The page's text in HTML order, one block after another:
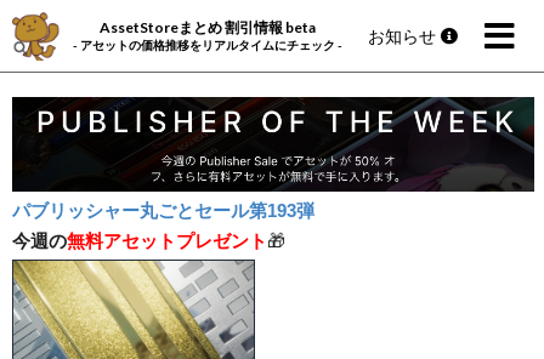
AssetStoreまとめ 割引情報 beta
- アセットの価格推移をリアルタイムにチェック - お知らせ
パブリッシャー丸ごとセール第193弾
今週の無料アセットプレゼント 🎁